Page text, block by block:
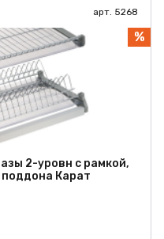
арт. 5268
%
2-уровн с рамкой,
Карат